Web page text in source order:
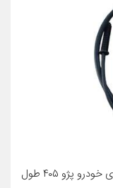
معرفی محصول جزئیات محصول مناسب برای خودرو پژو ۴۰۵ طول